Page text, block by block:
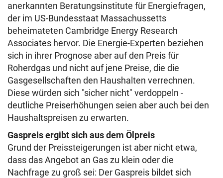
anerkannten Beratungsinstitute für Energiefragen,
der im US-Bundesstaat Massachussetts
beheimateten Cambridge Energy Research
Associates hervor. Die Energie-Experten beziehen
sich in ihrer Prognose aber auf den Preis für
Roherdgas und nicht auf jene Preise, die die
Gasgesellschaften den Haushalten verrechnen.
Diese würden sich "sicher nicht" verdoppeln -
deutliche Preiserhöhungen seien aber auch bei den
Haushaltspreisen zu erwarten.
Gaspreis ergibt sich aus dem Ölpreis
Grund der Preissteigerungen ist aber nicht etwa,
dass das Angebot an Gas zu klein oder die
Nachfrage zu groß sei: Der Gaspreis bildet sich